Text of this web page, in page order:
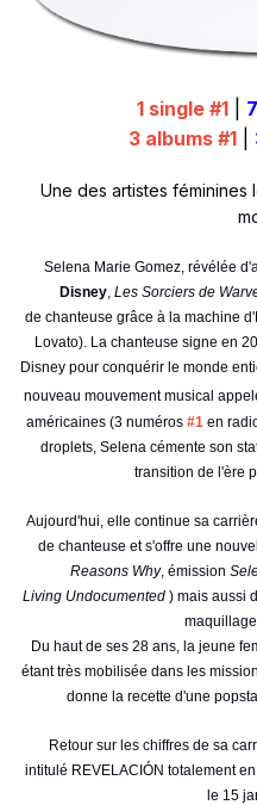
1 single #1
3 albums #1|
Une des artistes féminines
Selena Marie Gomez, révélée
Disney, Les Sorciers de
de chanteuse grâce à la machine
Lovato). La chanteuse signe en
Disney pour conquérir le monde
nouveau mouvement musical
américaines (3 numéros #1 en
droplets, Selena cémente son
transition de l'ère
Aujourd'hui, elle continue sa
de chanteuse et s'offre une
Reasons Why, émission
Living Undocumented ) mais aussi
maquillage,
Du haut de ses 28 ans, la jeune
étant très mobilisée dans les
donne la recette d'une
Retour sur les chiffres de sa
intitulé REVELACIÓN totalement
le 15